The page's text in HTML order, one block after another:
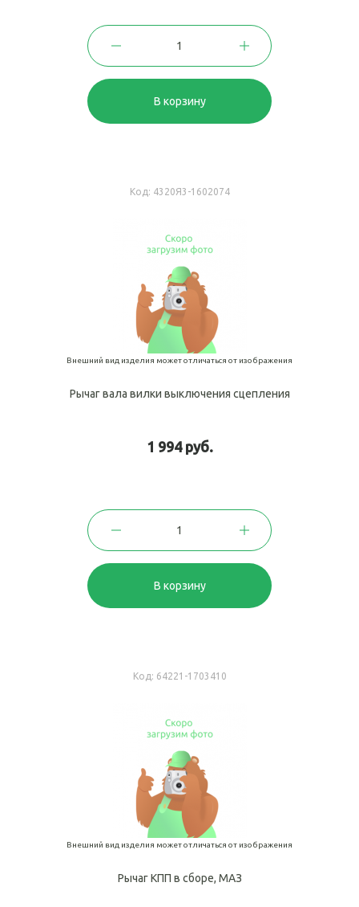
В корзину
Код: 4320Я3-1602074
Внешний вид изделия может отличаться от изображения
Рычаг вала вилки выключения сцепления
1 994 руб.
В корзину
Код: 64221-1703410
Внешний вид изделия может отличаться от изображения
Рычаг КПП в сборе, МАЗ